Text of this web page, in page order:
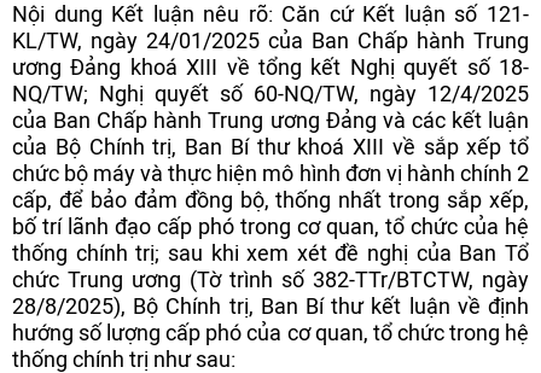
Nội dung Kết luận nêu rõ: Căn cứ Kết luận số 121-
KL/TW, ngày 24/01/2025 của Ban Chấp hành Trung
ương Đảng khoá XIII về tổng kết Nghị quyết số 18-
NQ/TW; Nghị quyết số 60-NQ/TW, ngày 12/4/2025
của Ban Chấp hành Trung ương Đảng và các kết luận
của Bộ Chính trị, Ban Bí thư khoá XIII về sắp xếp tổ
chức bộ máy và thực hiện mô hình đơn vị hành chính 2
cấp, để bảo đảm đồng bộ, thống nhất trong sắp xếp,
bố trí lãnh đạo cấp phó trong cơ quan, tổ chức của hệ
thống chính trị; sau khi xem xét đề nghị của Ban Tổ
chức Trung ương (Tờ trình số 382-TTr/BTCTW, ngày
28/8/2025), Bộ Chính trị, Ban Bí thư kết luận về định
hướng số lượng cấp phó của cơ quan, tổ chức trong hệ
thống chính trị như sau: